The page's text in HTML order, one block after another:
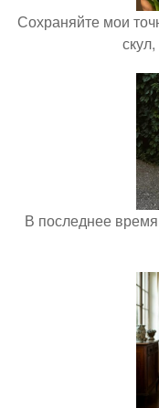
Сохраняйте мои
В последнее